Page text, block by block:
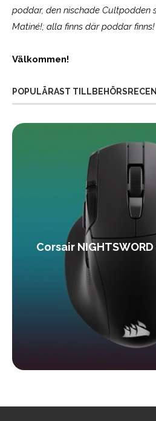
poddar, den nischade
Matiné!; alla finns där poddar finns!
Välkommen!
POPULÄRAST
Corsair